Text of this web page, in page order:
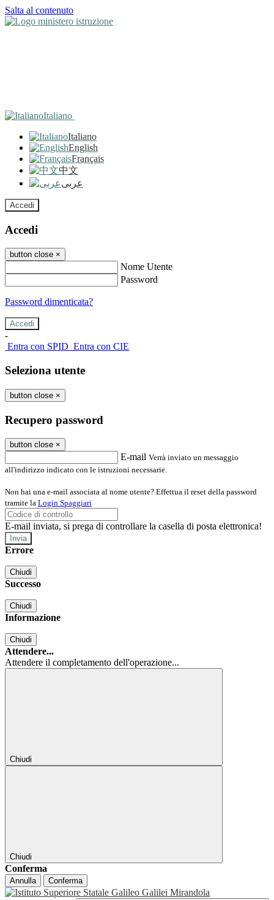
Salta al contenuto
Italiano
Italiano
English
Français
中文
عربى
Accedi
Accedi
button close ×
Nome Utente
Password
Password dimenticata?
-
Entra con SPID Entra con CIE
Seleziona utente
button close ×
Recupero password
button close ×
E-mail Verrà inviato un messaggio
all'indirizzo indicato con le istruzioni necessarie.
Non hai una e-mail associata al nome utente? Effettua il reset della password
tramite la Login Spaggiari
E-mail inviata, si prega di controllare la casella di posta elettronica!
Errore
Chiudi
Successo
Chiudi
Informazione
Chiudi
Attendere...
Attendere il completamento dell'operazione...
Chiudi
Chiudi
Conferma
Annulla Conferma